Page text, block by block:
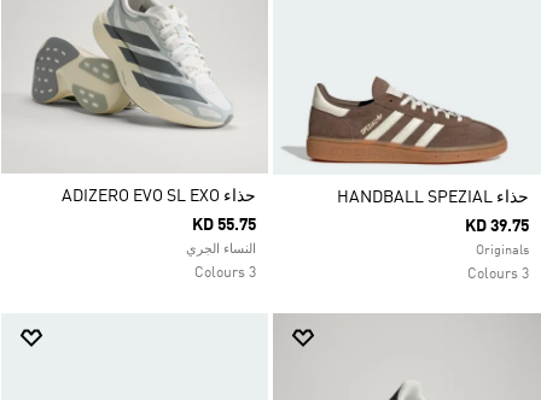
حذاء HANDBALL SPEZIAL
KD 39.75
Originals
3 Colours
حذاء ADIZERO EVO SL EXO
KD 55.75
النساء الجري
3 Colours